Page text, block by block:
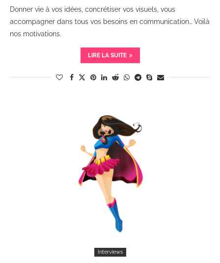
Donner vie à vos idées, concrétiser vos visuels, vous
accompagner dans tous vos besoins en communication… Voilà
nos motivations.
LIRE LA SUITE
Interviews